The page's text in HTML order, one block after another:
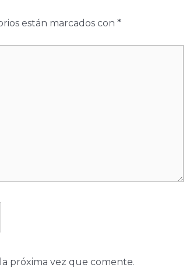
están marcados con *
próxima vez que comente.